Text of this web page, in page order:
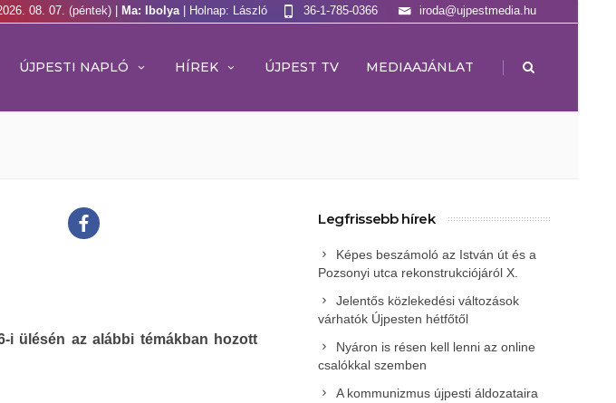
08. 07. (péntek) | Ma: Ibolya | Holnap: László iroda@ujpestmedia.hu
36-1-785-0366
ÚJPESTI NAPLÓ HÍREK ÚJPEST TV MEDIAAJÁNLAT |
i ülésén az alábbi témákban hozott
Legfrissebb hírek
Képes beszámoló az István út és a
Pozsonyi utca rekonstrukciójáról X.
Jelentős közlekedési változások
várhatók Újpesten hétfőtől
Nyáron is résen kell lenni az online
csalókkal szemben
A kommunizmus újpesti áldozataira